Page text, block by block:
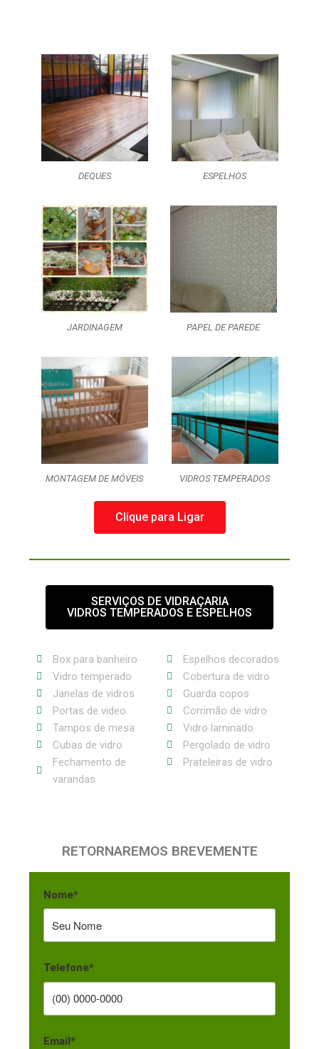
DEQUES ESPELHOS
JARDINAGEM PAPEL DE PAREDE
MONTAGEM DE MÓVEIS VIDROS TEMPERADOS
Clique para Ligar
SERVIÇOS DE VIDRAÇARIA
VIDROS TEMPERADOS E ESPELHOS
Box para banheiro
Vidro temperado
Janelas de vidros
Portas de video
Tampos de mesa
Cubas de vidro
Fechamento de
varandas
Espelhos decorados
Cobertura de vidro
Guarda copos
Corrimão de vidro
Vidro laminado
Pergolado de vidro
Prateleiras de vidro
RETORNAREMOS BREVEMENTE
Nome*
Telefone*
Email*